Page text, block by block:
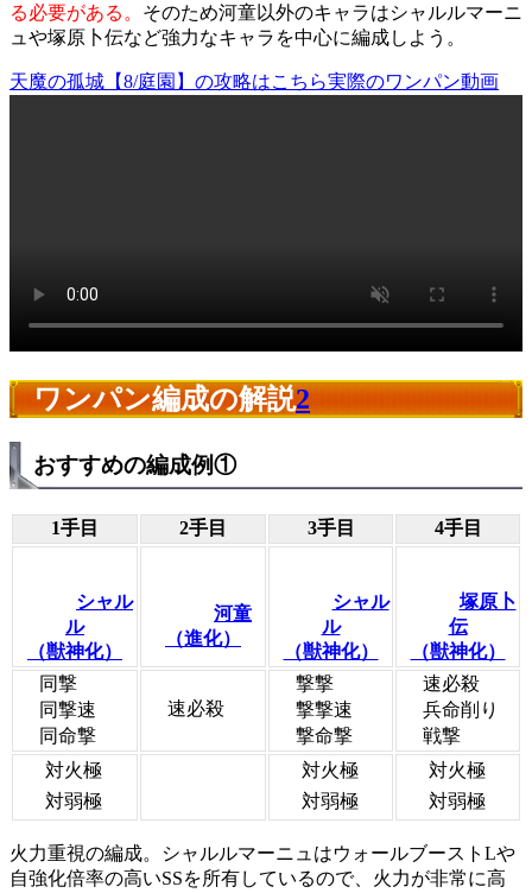
る必要がある。 そのため河童以外のキャラはシャルルマーニ
ュや塚原卜伝など強力なキャラを中心に編成しよう。
天魔の孤城【8/庭園】の攻略はこちら実際のワンパン動画
ワンパン編成の解説2
おすすめの編成例①
1手目 2手目 3手目 4手目
シャル
ル
（獣神化）
河童
（進化）
シャル
ル
（獣神化）
塚原卜
伝
（獣神化）
同撃
同撃速
同命撃
速必殺
撃撃
撃撃速
撃命撃
速必殺
兵命削り
戦撃
対火極
対弱極
対火極
対弱極
対火極
対弱極
火力重視の編成。シャルルマーニュはウォールブーストLや
自強化倍率の高いSSを所有しているので、火力が非常に高